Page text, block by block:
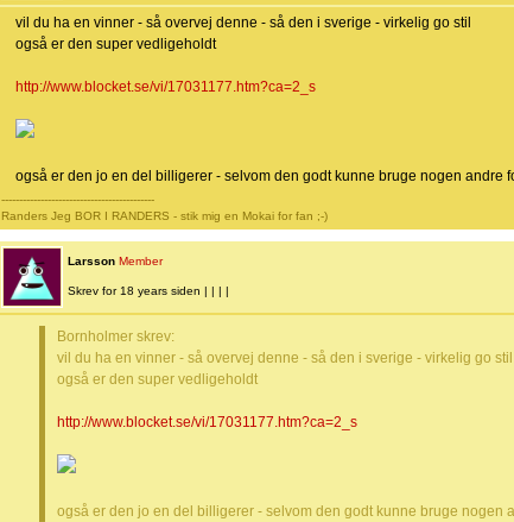
vil du ha en vinner - så overvej denne - så den i sverige - virkelig go stil
også er den super vedligeholdt
http://www.blocket.se/vi/17031177.htm?ca=2_s
også er den jo en del billigerer - selvom den godt kunne bruge nogen andre
-------------------------------------------
Randers Jeg BOR I RANDERS - stik mig en Mokai for fan ;-)
Larsson Member
Skrev for 18 years siden | | | |
Bornholmer skrev:
vil du ha en vinner - så overvej denne - så den i sverige - virkelig go stil
også er den super vedligeholdt
http://www.blocket.se/vi/17031177.htm?ca=2_s
også er den jo en del billigerer - selvom den godt kunne bruge nogen